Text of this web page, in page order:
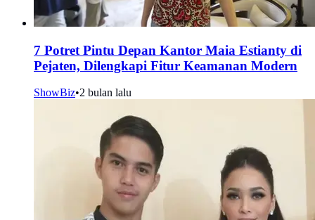
7 Potret Pintu Depan Kantor Maia Estianty di
Pejaten, Dilengkapi Fitur Keamanan Modern
ShowBiz•2 bulan lalu